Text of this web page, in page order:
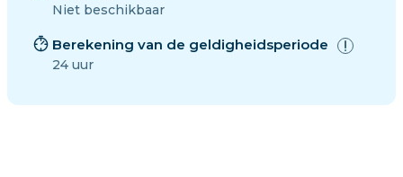
Niet beschikbaar
Berekening van de geldigheidsperiode
24 uur